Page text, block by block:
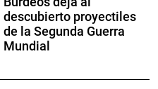
descubierto proyectiles
de la Segunda Guerra
Mundial